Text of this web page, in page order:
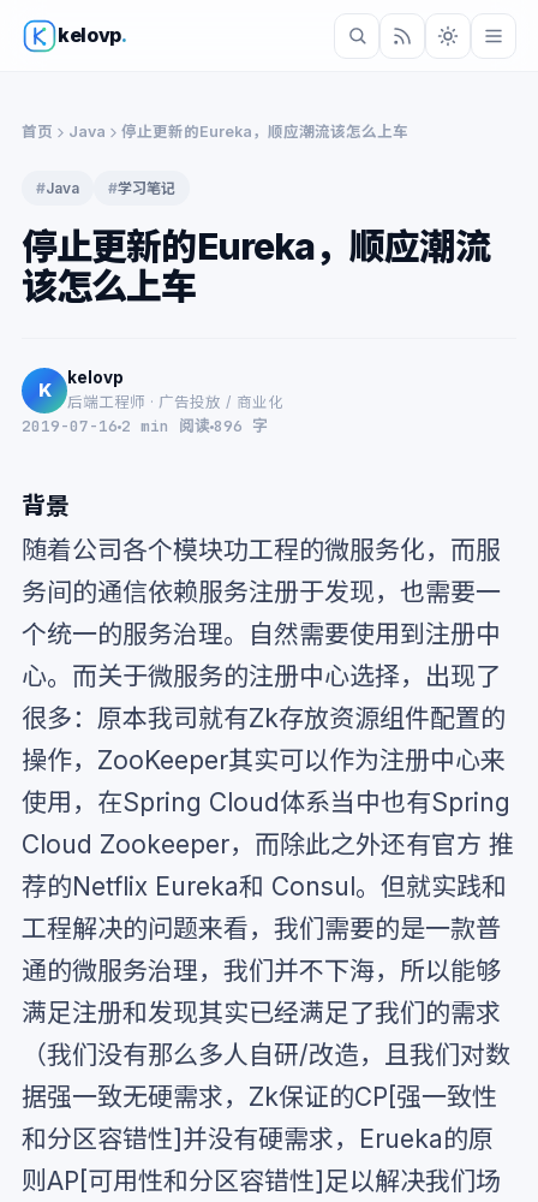
kelovp.
首页 Java 停止更新的Eureka，顺应潮流该怎么上车
#Java #学习笔记
停止更新的Eureka，顺应潮流
该怎么上车
K
kelovp
后端工程师 · 广告投放 / 商业化
2019-07-16 2 min 阅读896 字
背景
随着公司各个模块功工程的微服务化，而服
务间的通信依赖服务注册于发现，也需要一
个统一的服务治理。自然需要使用到注册中
心。而关于微服务的注册中心选择，出现了
很多：原本我司就有Zk存放资源组件配置的
操作，ZooKeeper其实可以作为注册中心来
使用，在Spring Cloud体系当中也有Spring
Cloud Zookeeper，而除此之外还有官方 推
荐的Netflix Eureka和 Consul。但就实践和
工程解决的问题来看，我们需要的是一款普
通的微服务治理，我们并不下海，所以能够
满足注册和发现其实已经满足了我们的需求
（我们没有那么多人自研/改造，且我们对数
据强一致无硬需求，Zk保证的CP[强一致性
和分区容错性]并没有硬需求，Erueka的原
则AP[可用性和分区容错性]足以解决我们场